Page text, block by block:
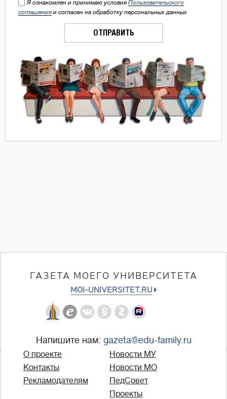
Я ознакомлен и принимаю условия Пользовательского
соглашения и согласен на обработку персональных данных
ОТПРАВИТЬ
ГАЗЕТА МОЕГО УНИВЕРСИТЕТА
MOI-UNIVERSITET.RU
Напишите нам: gazeta@edu-family.ru
О проекте
Контакты
Рекламодателям
Новости МУ
Новости МО
ПедСовет
Проекты